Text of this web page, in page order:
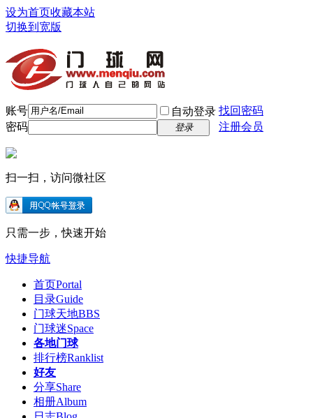
设为首页收藏本站
切换到宽版
账号 自动登录 找回密码
密码
登录 注册会员
扫一扫，访问微社区
只需一步，快速开始
快捷导航
首页Portal
目录Guide
门球天地BBS
门球迷Space
各地门球
排行榜Ranklist
好友
分享Share
相册Album